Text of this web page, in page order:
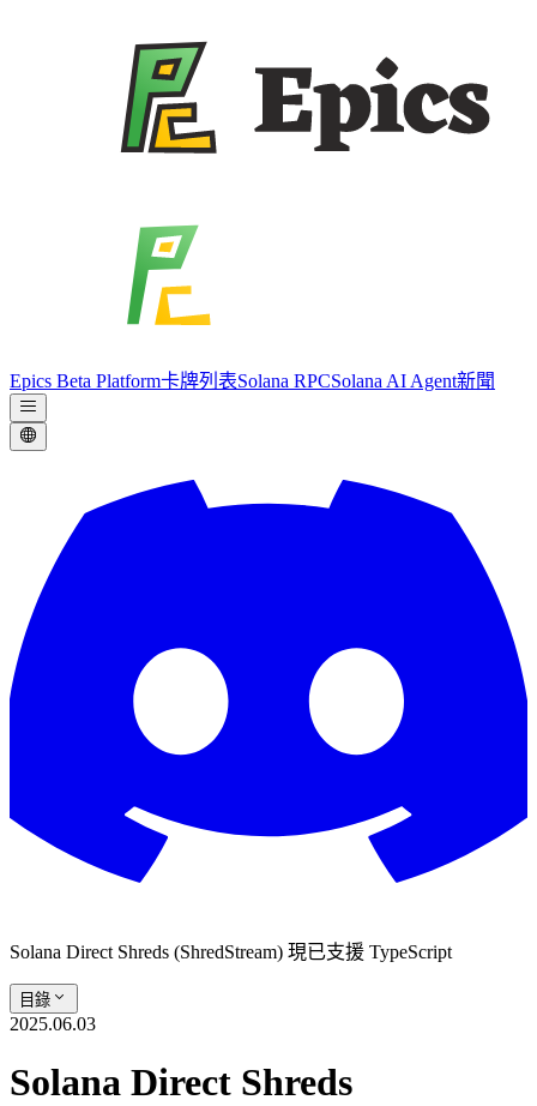
Epics Beta Platform卡牌列表Solana RPCSolana AI Agent新聞
Solana Direct Shreds (ShredStream) 現已支援 TypeScript
目錄
2025.06.03
Solana Direct Shreds